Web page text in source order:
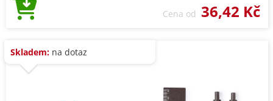
Cena od 36,42 Kč
Skladem: na dotaz